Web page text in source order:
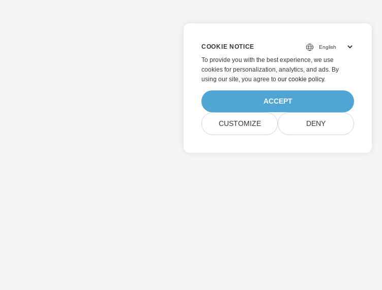
COOKIE NOTICE
To provide you with the best experience, we use
cookies for personalization, analytics, and ads. By
using our site, you agree to our cookie policy.
ACCEPT
CUSTOMIZE DENY